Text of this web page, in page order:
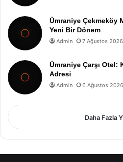
Ümraniye Çekmeköy
Yeni Bir Dönem
Admin 7 Ağustos 2026
Ümraniye Çarşı Otel:
Adresi
Admin 6 Ağustos 2026
Daha Fazla